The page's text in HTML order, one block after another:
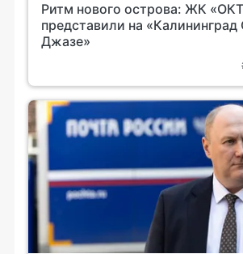
Ритм нового острова: ЖК
представили на «Калининград
Джазе»